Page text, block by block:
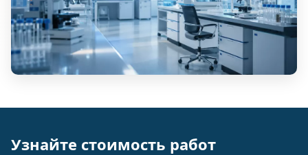
Узнайте стоимость работ